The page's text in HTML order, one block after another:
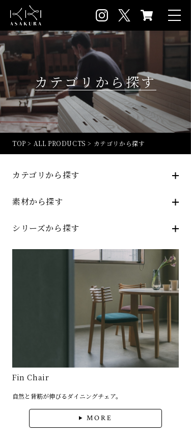
カテゴリから探す
TOP > ALL PRODUCTS > カテゴリから探す
カテゴリから探す
素材から探す
シリーズから探す
Fin Chair
自然と背筋が伸びるダイニングチェア。
MORE